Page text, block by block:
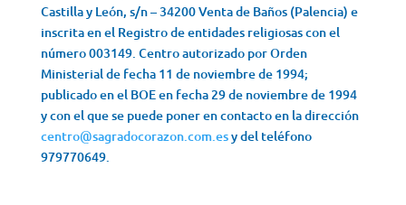
Castilla y León, s/n – 34200 Venta de Baños (Palencia) e
inscrita en el Registro de entidades religiosas con el
número 003149. Centro autorizado por Orden
Ministerial de fecha 11 de noviembre de 1994;
publicado en el BOE en fecha 29 de noviembre de 1994
y con el que se puede poner en contacto en la dirección
centro@sagradocorazon.com.esy del teléfono
979770649.